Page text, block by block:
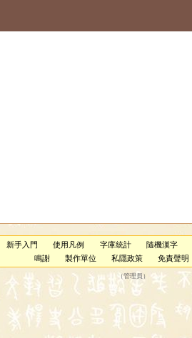
新手入門 使用凡例 字庫統計 隨機漢字
鳴謝
製作單位 私隱政策 免責聲明
（管理員 ）